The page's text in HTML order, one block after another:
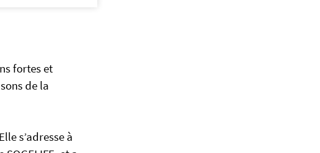
fortes et
de la
s’adresse à